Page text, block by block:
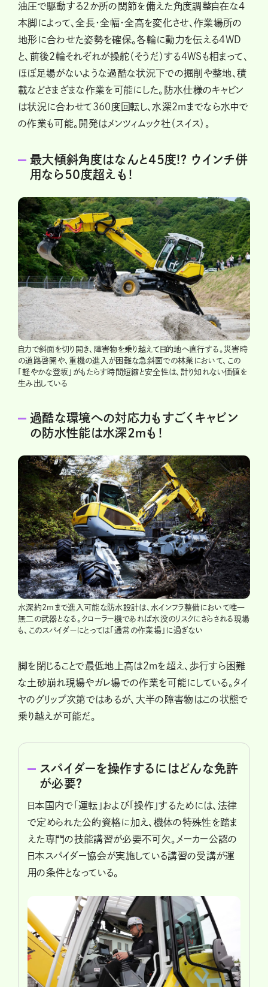
油圧で駆動する2か所の関節を備えた角度調整自在な4
本脚によって、全長・全幅・全高を変化させ、作業場所の
地形に合わせた姿勢を確保。各輪に動力を伝える4WD
と、前後2輪それぞれが操舵（そうだ）する4WSも相まって、
ほぼ足場がないような過酷な状況下での掘削や整地、積
載などさまざまな作業を可能にした。防水仕様のキャビン
は状況に合わせて360度回転し、水深2mまでなら水中で
の作業も可能。開発はメンツィムック社（スイス）。
最大傾斜角度はなんと45度!? ウインチ併
用なら50度超えも！
自力で斜面を切り開き、障害物を乗り越えて目的地へ直行する。災害時
の道路啓開や、重機の進入が困難な急斜面での林業において、この
「軽やかな登坂」がもたらす時間短縮と安全性は、計り知れない価値を
生み出している
過酷な環境への対応力もすごくキャビン
の防水性能は水深2ｍも！
水深約2mまで進入可能な防水設計は、水インフラ整備において唯一
無二の武器となる。クローラー機であれば水没のリスクにさらされる現場
も、このスパイダーにとっては「通常の作業場」に過ぎない
脚を閉じることで最低地上高は2mを超え、歩行すら困難
な土砂崩れ現場やガレ場での作業を可能にしている。タイ
ヤのグリップ次第ではあるが、大半の障害物はこの状態で
乗り越えが可能だ。
スパイダーを操作するにはどんな免許
が必要？
日本国内で「運転」および「操作」するためには、法律
で定められた公的資格に加え、機体の特殊性を踏ま
えた専門の技能講習が必要不可欠。メーカー公認の
日本スパイダー協会が実施している講習の受講が運
用の条件となっている。